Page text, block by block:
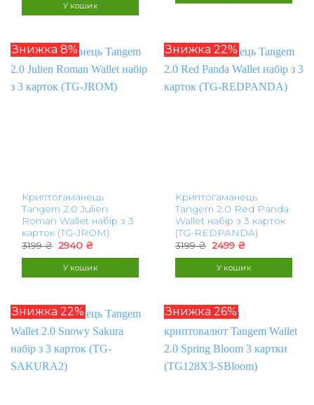
6499 ₴
У кошик
має
кілька
варіантів.
Параметри
Знижка 8%
Криптогаманець
Tangem 2.0 Julien
Roman Wallet набір з 3
карток (TG-JROM)
3199₴ Оригінальна
3199 ₴.
2940 ₴Поточна
У кошик
Знижка 22%
Криптогаманець
Tangem 2.0 Red Panda
Wallet набір з 3 карток
(TG-REDPANDA)
3199₴ Оригінальна
3199 ₴.
2499 ₴Поточна
У кошик
Знижка 22% Знижка 26%